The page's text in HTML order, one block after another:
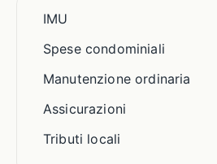
IMU
Spese condominiali
Manutenzione ordinaria
Assicurazioni
Tributi locali